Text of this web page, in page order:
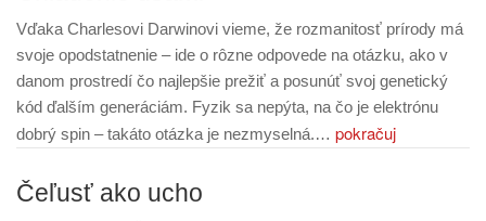
Vďaka Charlesovi Darwinovi vieme, že rozmanitosť prírody má
svoje opodstatnenie – ide o rôzne odpovede na otázku, ako v
danom prostredí čo najlepšie prežiť a posunúť svoj genetický
kód ďalším generáciám. Fyzik sa nepýta, na čo je elektrónu
dobrý spin – takáto otázka je nezmyselná.… pokračuj
Čeľusť ako ucho